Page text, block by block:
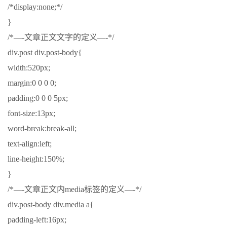
/*display:none;*/
}
/*—-文章正文文字的定义—-*/
div.post div.post-body{
width:520px;
margin:0 0 0 0;
padding:0 0 0 5px;
font-size:13px;
word-break:break-all;
text-align:left;
line-height:150%;
}
/*—-文章正文内media标签的定义—-*/
div.post-body div.media a{
padding-left:16px;